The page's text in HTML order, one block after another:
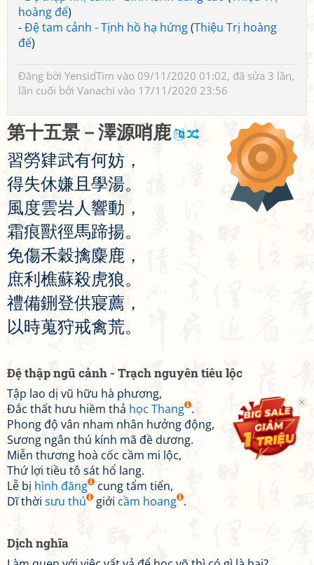
hoàng đế)
-Đệ tam cảnh - Tịnh hồ hạ hứng(Thiệu Trị hoàng
đế)
Đăng bởi YensidTim vào 09/11/2020 01:02, đã sửa 3 lần,
lần cuối bởi Vanachi vào 17/11/2020 23:56
第十五景 － 澤源哨鹿
習勞肄武有何妨 ，
得失休嫌 且 學湯。
風度雲岩 人響動 ，
霜痕獸徑馬蹄揚。
免傷禾穀擒麋鹿 ，
庶利 樵蘇殺虎狼。
禮備鉶登供寢薦 ，
以時蒐狩戒禽荒。
Đệ thập ngũ cảnh - Trạch nguyên tiêu lộc
Tập lao dị vũ hữu hà phương,
Đắc thất hưu hiềm thả học Thang .
Phong độ vân nham nhân hưởng động,
Sương ngân thú kính mã đề dương.
Miễn thương hoà cốc cầm mi lộc,
Thứ lợi tiều tô sát hổ lang.
Lễ bị hình đăng
cung tẩm tiến,
Dĩ thời sưu thú giới cầm hoang .
Dịch nghĩa